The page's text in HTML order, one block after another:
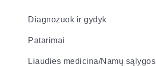
Diagnozuok ir gydyk
Patarimai
Liaudies medicina/Namų sąlygos